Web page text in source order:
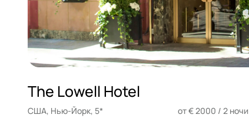
The Lowell Hotel
США, Нью-Йорк, 5* от € 2000 / 2 ночи